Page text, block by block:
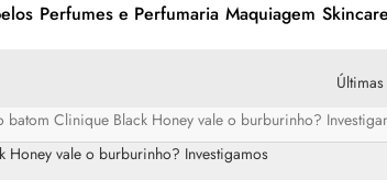
Perfumes e Perfumaria Maquiagem Skincare
Últimas
batom Clinique Black Honey vale o burburinho?